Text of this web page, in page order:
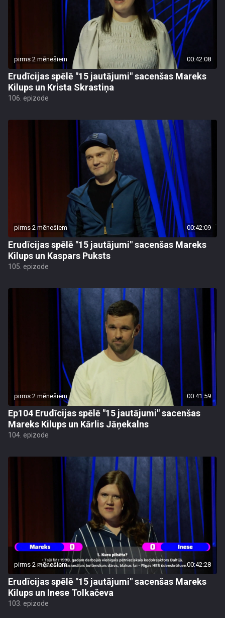
pirms 2 mēnešiem 00:42:08
Erudīcijas spēlē "15 jautājumi" sacenšas Mareks
Kilups un Krista Skrastiņa
106. epizode
pirms 2 mēnešiem 00:42:09
Erudīcijas spēlē "15 jautājumi" sacenšas Mareks
Kilups un Kaspars Puksts
105. epizode
pirms 2 mēnešiem 00:41:59
Ep104 Erudīcijas spēlē "15 jautājumi" sacenšas
Mareks Kilups un Kārlis Jāņekalns
104. epizode
pirms 2 mēnešiem 00:42:28
Erudīcijas spēlē "15 jautājumi" sacenšas Mareks
Kilups un Inese Tolkačeva
103. epizode